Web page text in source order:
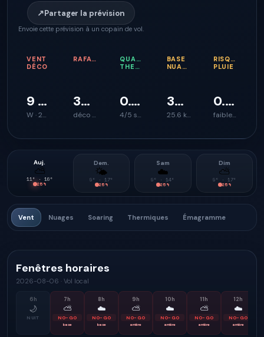
↗Partager la prévision
Envoie cette prévision à un copain de vol.
VENT
DÉCO
9 km/h
W · 281°
RAFALES
37 km/h
déco plus rugueux
QUALITÉ
THERMIQUE
0.6 m/s
4/5 soutien d’ascendance
BASE
NUAGEUSE
323 m
25.6 km
RISQUE
PLUIE
0.3 mm/h
faibles averses possibles
Auj.
⛅
11° · 16°
25%
Dem.
🌤
9° · 17°
25%
Sam
☁️
9° · 14°
25%
Dim
⛅
9° · 17°
25%
Vent Nuages Soaring Thermiques Émagramme
Fenêtres horaires
2026-08-06 · Vol local
6h
🌙
NUIT
7h
⛅
NO-GO
base
8h
☁️
NO-GO
base
9h
⛅
NO-GO
arrière
10h
☁️
NO-GO
arrière
11h
⛅
NO-GO
arrière
12h
☁️
NO-GO
arrière